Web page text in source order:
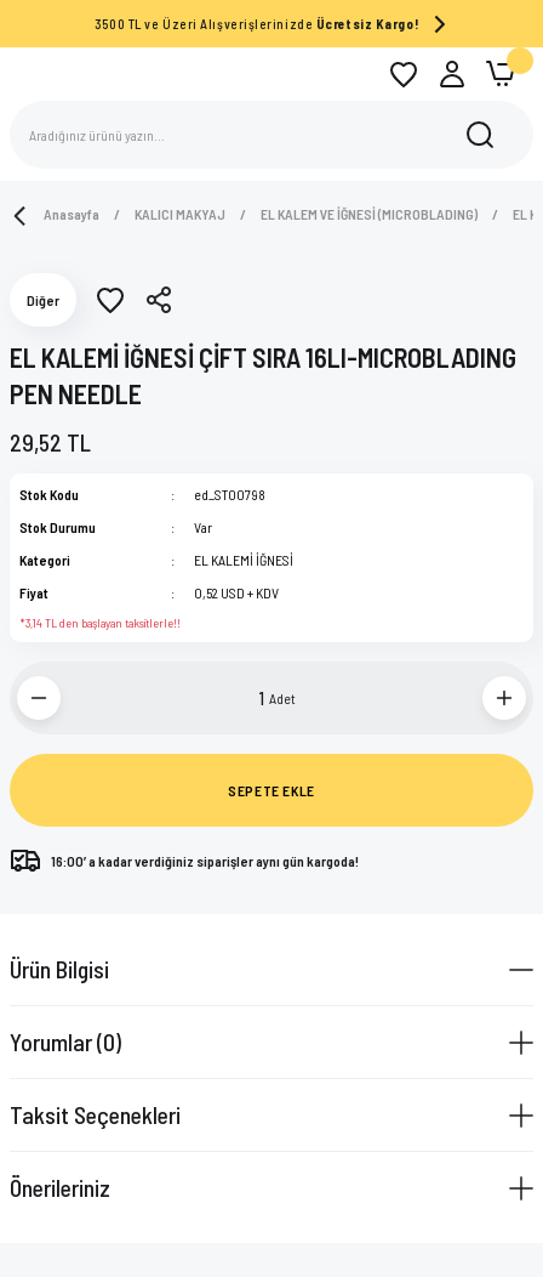
3500 TL ve Üzeri Alışverişlerinizde Ücretsiz Kargo!
Anasayfa KALICI MAKYAJ EL KALEM VE İĞNESİ (MICROBLADING) EL
Diğer
EL KALEMİ İĞNESİ ÇİFT SIRA 16LI-MICROBLADING
PEN NEEDLE
29,52 TL
Stok Kodu
ed_ST00798
Stok Durumu
Var
Kategori
EL KALEMİ İĞNESİ
Fiyat
0,52 USD + KDV
*3,14 TL den başlayan taksitlerle!!
Adet
SEPETE EKLE
16:00’ a kadar verdiğiniz siparişler aynı gün kargoda!
Ürün Bilgisi
Yorumlar (0)
Taksit Seçenekleri
Önerileriniz